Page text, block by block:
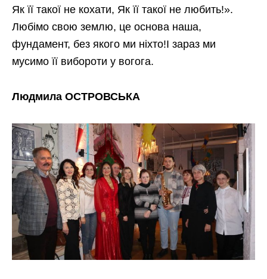
Як її такої не кохати, Як її такої не любить!».
Любімо свою землю, це основа наша,
фундамент, без якого ми ніхто!І зараз ми
мусимо її вибороти у вогога.
Людмила ОCТРОВСЬКА